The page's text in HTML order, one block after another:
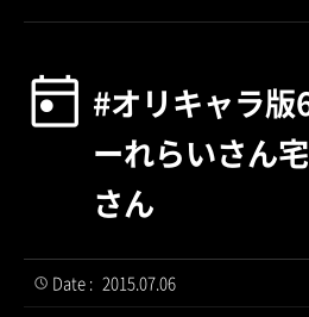
#オリキャラ版
ーれらいさん
さん
Date : 2015.07.06